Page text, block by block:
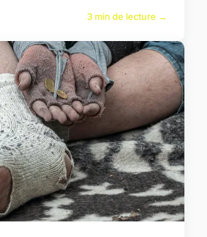
3 min de lecture →